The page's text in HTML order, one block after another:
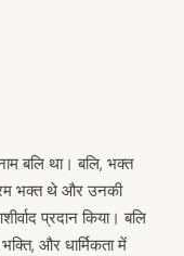
बलि था। बलि, भक्त
परम भक्त थे और उनकी
प्रदान किया। बलि
और धार्मिकता में